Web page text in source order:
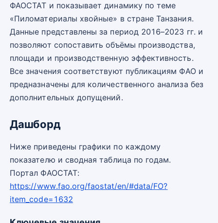
ФАОСТАТ и показывает динамику по теме
«Пиломатериалы хвойные» в стране Танзания.
Данные представлены за период 2016–2023 гг. и
позволяют сопоставить объёмы производства,
площади и производственную эффективность.
Все значения соответствуют публикациям ФАО и
предназначены для количественного анализа без
дополнительных допущений.
Дашборд
Ниже приведены графики по каждому
показателю и сводная таблица по годам.
Портал ФАОСТАТ:
https://www.fao.org/faostat/en/#data/FO?
item_code=1632